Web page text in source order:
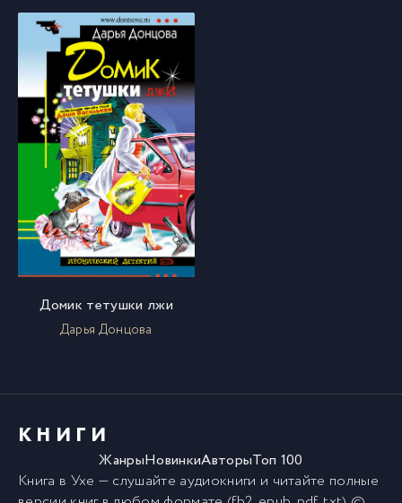
Домик тетушки лжи
Дарья Донцова
КНИГИ
ЖанрыНовинкиАвторыТоп 100
Книга в Ухе — слушайте аудиокниги и читайте полные